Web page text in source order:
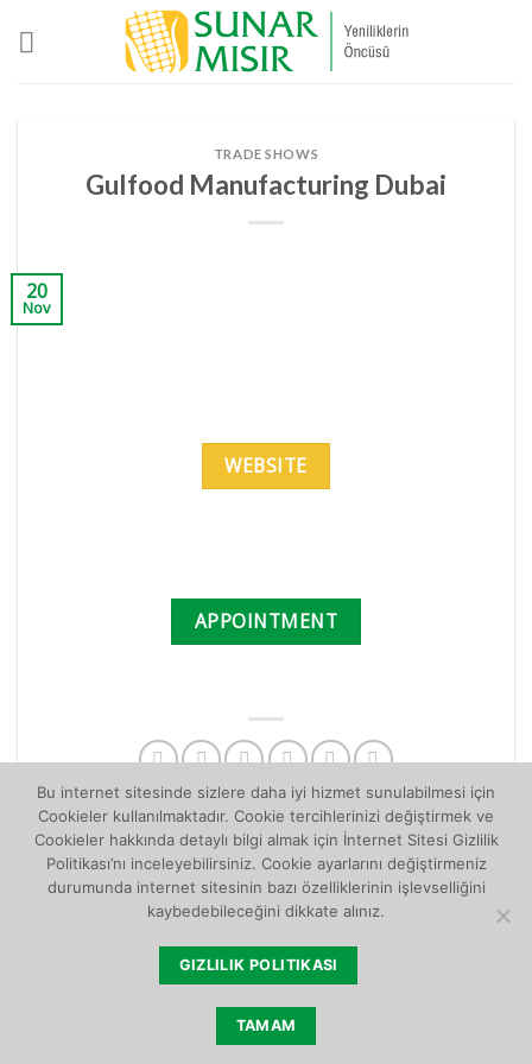
TRADE SHOWS
Gulfood Manufacturing Dubai
20
Nov
WEBSITE
APPOINTMENT
interdijital
Copyright 2026 ©
Bu internet sitesinde sizlere daha iyi hizmet sunulabilmesi için
Cookieler kullanılmaktadır. Cookie tercihlerinizi değiştirmek ve
Cookieler hakkında detaylı bilgi almak için İnternet Sitesi Gizlilik
Politikası’nı inceleyebilirsiniz. Cookie ayarlarını değiştirmeniz
durumunda internet sitesinin bazı özelliklerinin işlevselliğini
kaybedebileceğini dikkate alınız.
GIZLILIK POLITIKASI
TAMAM